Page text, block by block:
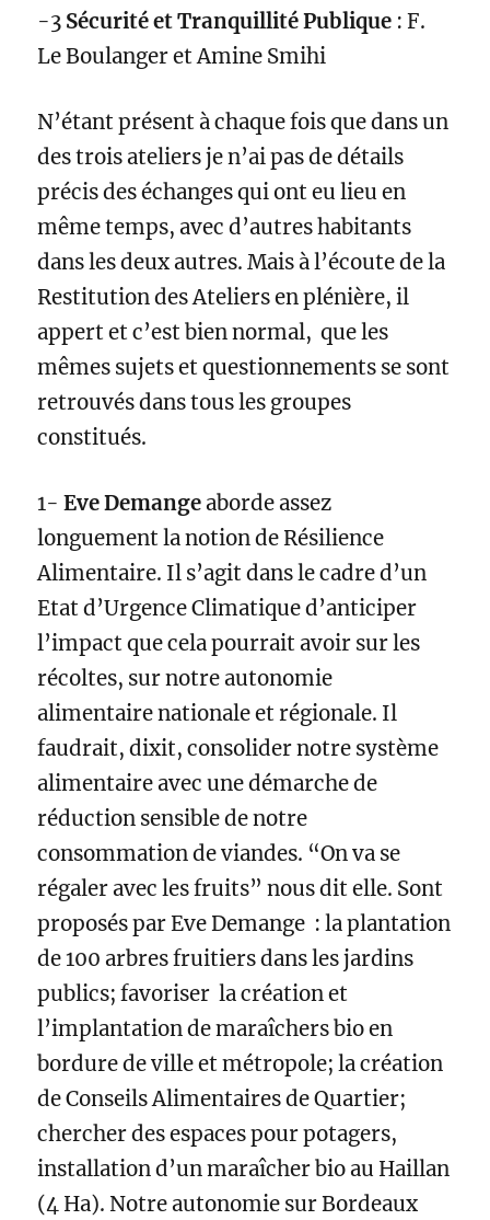
-3 Sécurité et Tranquillité Publique : F.
Le Boulanger et Amine Smihi
N’étant présent à chaque fois que dans un
des trois ateliers je n’ai pas de détails
précis des échanges qui ont eu lieu en
même temps, avec d’autres habitants
dans les deux autres. Mais à l’écoute de la
Restitution des Ateliers en plénière, il
appert et c’est bien normal, que les
mêmes sujets et questionnements se sont
retrouvés dans tous les groupes
constitués.
1-Eve Demangeaborde assez
longuement la notion de Résilience
Alimentaire. Il s’agit dans le cadre d’un
Etat d’Urgence Climatique d’anticiper
l’impact que cela pourrait avoir sur les
récoltes, sur notre autonomie
alimentaire nationale et régionale. Il
faudrait, dixit, consolider notre système
alimentaire avec une démarche de
réduction sensible de notre
consommation de viandes. “On va se
régaler avec les fruits” nous dit elle. Sont
proposés par Eve Demange : la plantation
de 100 arbres fruitiers dans les jardins
publics; favoriser la création et
l’implantation de maraîchers bio en
bordure de ville et métropole; la création
de Conseils Alimentaires de Quartier;
chercher des espaces pour potagers,
installation d’un maraîcher bio au Haillan
(4 Ha). Notre autonomie sur Bordeaux